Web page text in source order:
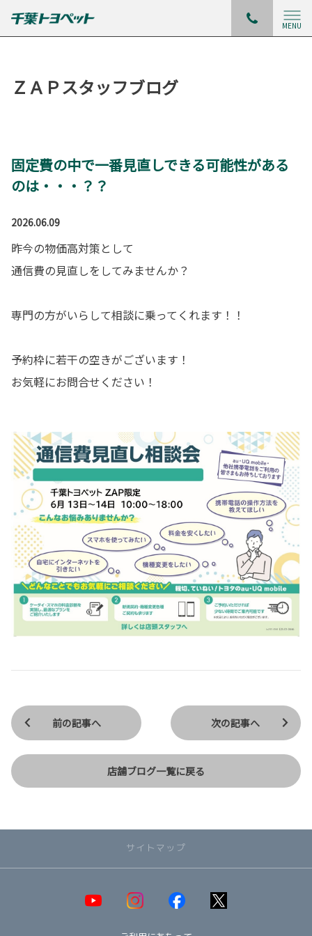
MENU
ＺＡＰスタッフブログ
固定費の中で一番見直しできる可能性がある
のは・・・？？
2026.06.09
昨今の物価高対策として
通信費の見直しをしてみませんか？
専門の方がいらして相談に乗ってくれます！！
予約枠に若干の空きがございます！
お気軽にお問合せください！
前の記事へ
店舗ブログ一覧に戻る
次の記事へ
サイトマップ